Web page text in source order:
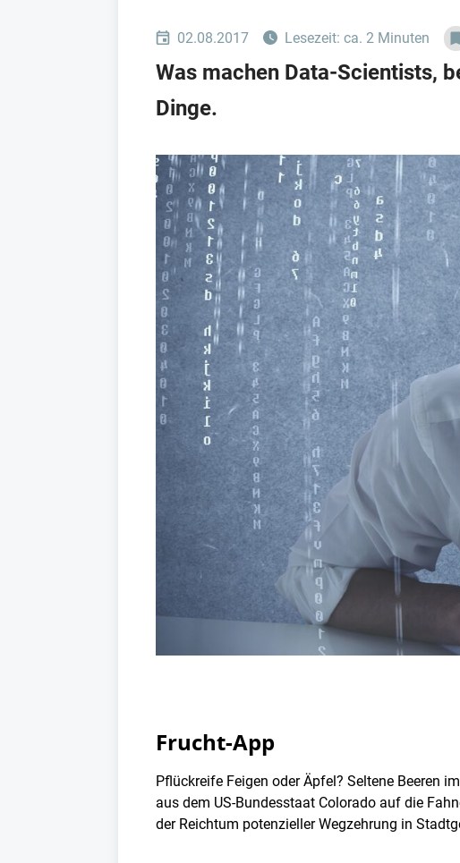
02.08.2017 Lesezeit: ca. 2 Minuten
Was machen Data-Scientists,
Dinge.
Frucht-App
Pflückreife Feigen oder Äpfel? Seltene Beeren
aus dem US-Bundesstaat Colorado auf die
der Reichtum potenzieller Wegzehrung in